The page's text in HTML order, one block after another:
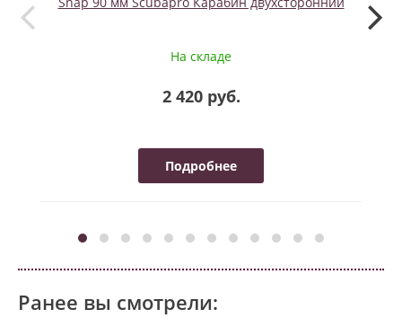
На складе
2 420 руб.
Подробнее
Ранее вы смотрели: